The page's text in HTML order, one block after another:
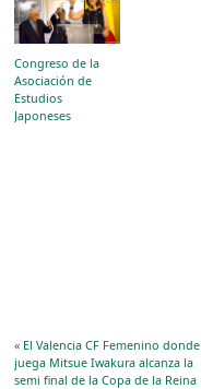
Congreso de la
Asociación de
Estudios
Japoneses
« El Valencia CF Femenino donde
juega Mitsue Iwakura alcanza la
semi final de la Copa de la Reina